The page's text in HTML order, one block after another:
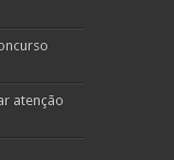
atenção